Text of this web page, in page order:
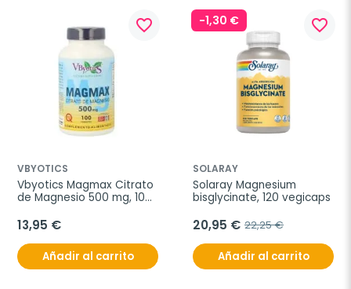
favorite_border
VBYOTICS
Vbyotics Magmax Citrato
de Magnesio 500 mg, 100
13,95 €
Añadir al carrito
-1,30 € favorite_border
SOLARAY
Solaray Magnesium
bisglycinate, 120 vegicaps
20,95 € 22,25 €
Añadir al carrito